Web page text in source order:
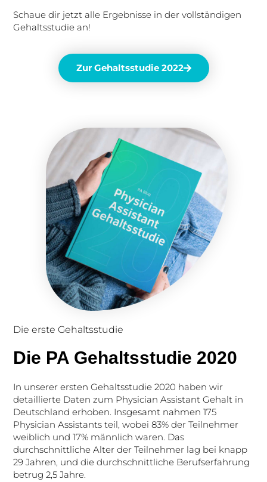
Schaue dir jetzt alle Ergebnisse in der vollständigen
Gehaltsstudie an!
Zur Gehaltsstudie 2022
Die erste Gehaltsstudie
Die PA Gehaltsstudie 2020
In unserer ersten Gehaltsstudie 2020 haben wir
detaillierte Daten zum Physician Assistant Gehalt in
Deutschland erhoben. Insgesamt nahmen 175
Physician Assistants teil, wobei 83% der Teilnehmer
weiblich und 17% männlich waren. Das
durchschnittliche Alter der Teilnehmer lag bei knapp
29 Jahren, und die durchschnittliche Berufserfahrung
betrug 2,5 Jahre.